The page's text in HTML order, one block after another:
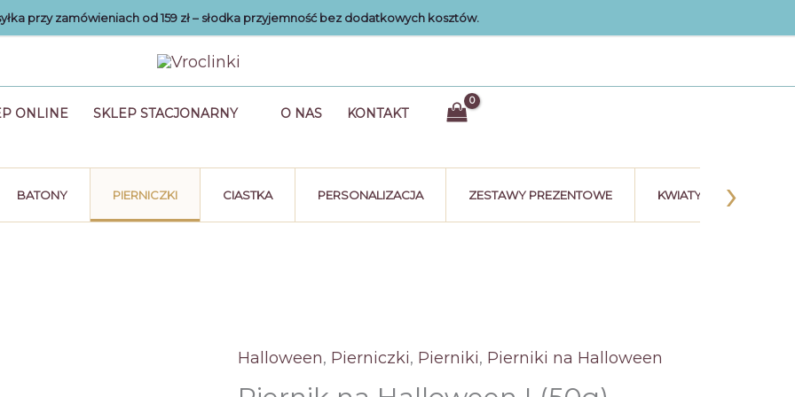
przy zamówieniach od 159 zł – słodka przyjemność bez dodatkowych kosztów.
ONLINE SKLEP STACJONARNY O NAS KONTAKT
BATONY PIERNICZKI CIASTKA PERSONALIZACJA ZESTAWY PREZENTOWE KWIATY Z CZEKOLADY
›
Halloween, Pierniczki, Pierniki, Pierniki na Halloween